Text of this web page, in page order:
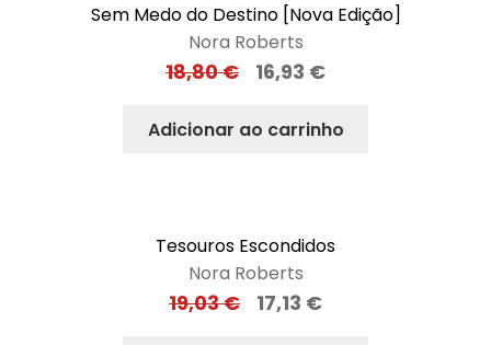
Sem Medo do Destino [Nova Edição]
Nora Roberts
18,80€ 16,93 €
Adicionar ao carrinho
Tesouros Escondidos
Nora Roberts
19,03€ 17,13 €